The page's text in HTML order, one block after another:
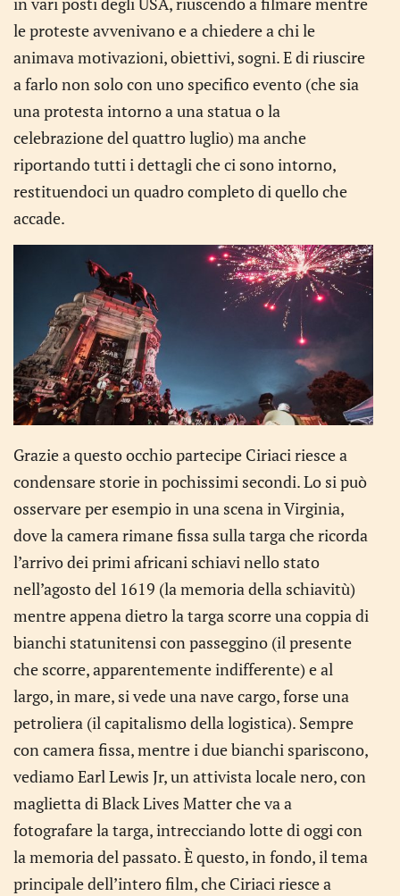
le proteste avvenivano e a chiedere a chi le
animava motivazioni, obiettivi, sogni. E di riuscire
a farlo non solo con uno specifico evento (che sia
una protesta intorno a una statua o la
celebrazione del quattro luglio) ma anche
riportando tutti i dettagli che ci sono intorno,
restituendoci un quadro completo di quello che
accade.
Grazie a questo occhio partecipe Ciriaci riesce a
condensare storie in pochissimi secondi. Lo si può
osservare per esempio in una scena in Virginia,
dove la camera rimane fissa sulla targa che ricorda
l’arrivo dei primi africani schiavi nello stato
nell’agosto del 1619 (la memoria della schiavitù)
mentre appena dietro la targa scorre una coppia di
bianchi statunitensi con passeggino (il presente
che scorre, apparentemente indifferente) e al
largo, in mare, si vede una nave cargo, forse una
petroliera (il capitalismo della logistica). Sempre
con camera fissa, mentre i due bianchi spariscono,
vediamo Earl Lewis Jr, un attivista locale nero, con
maglietta di Black Lives Matter che va a
fotografare la targa, intrecciando lotte di oggi con
la memoria del passato. È questo, in fondo, il tema
principale dell’intero film, che Ciriaci riesce a